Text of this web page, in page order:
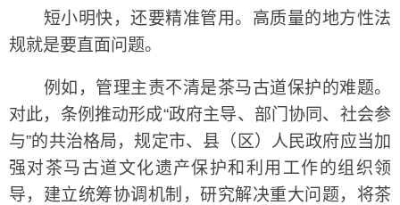
短小明快，还要精准管用。高质量的地方性法
规就是要直面问题。
例如，管理主责不清是茶马古道保护的难题。
对此，条例推动形成“政府主导、部门协同、社会参
与”的共治格局，规定市、县（区）人民政府应当加
强对茶马古道文化遗产保护和利用工作的组织领
导，建立统筹协调机制，研究解决重大问题，将茶